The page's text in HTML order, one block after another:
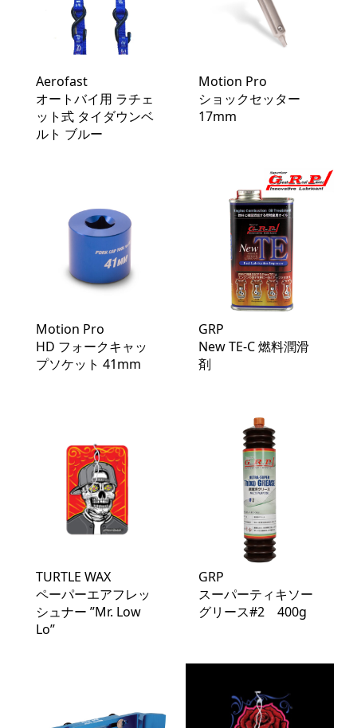
Aerofast
オートバイ用 ラチェ
ット式 タイダウンベ
ルト ブルー
Motion Pro
ショックセッター
17mm
Motion Pro
HD フォークキャッ
プソケット 41mm
GRP
New TE-C 燃料潤滑
剤
TURTLE WAX
ペーパーエアフレッ
シュナー ”Mr. Low
Lo”
GRP
スーパーティキソー
グリース#2 400g